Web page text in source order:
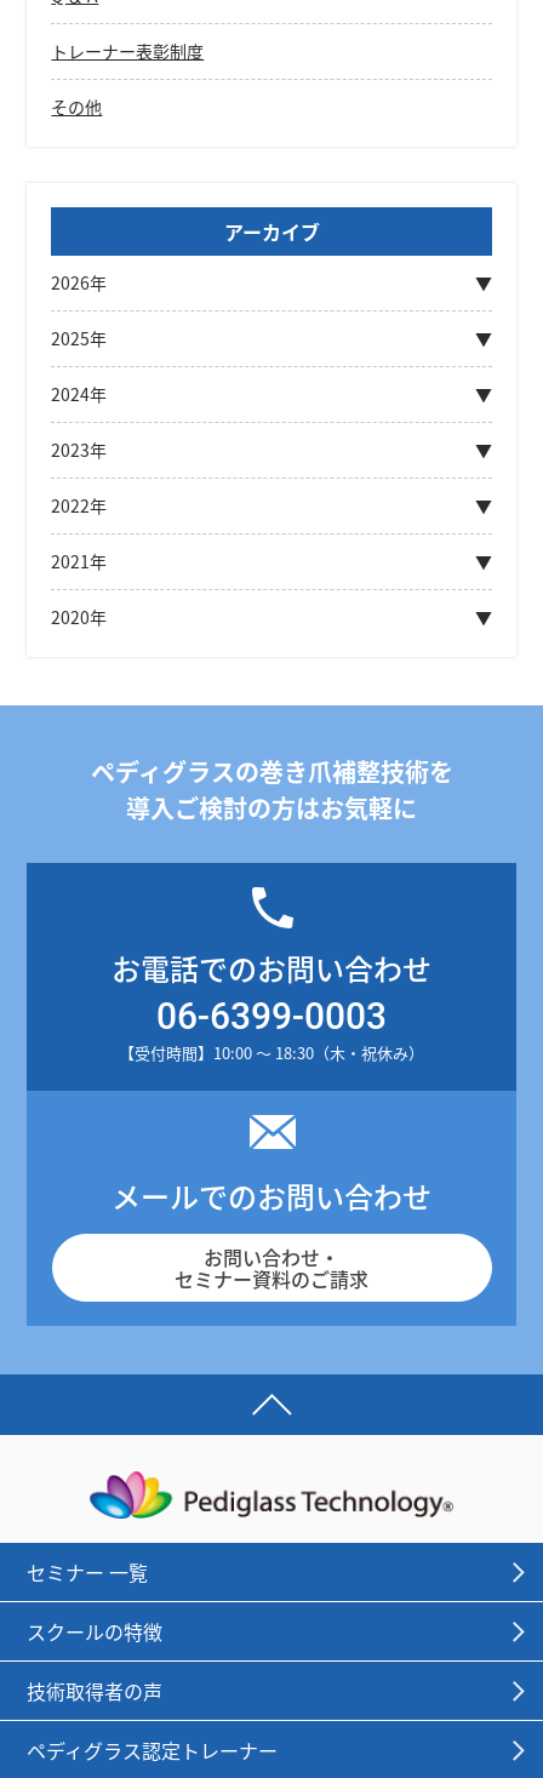
トレーナー表彰制度
その他
アーカイブ
2026年
2025年
2024年
2023年
2022年
2021年
2020年
ペディグラスの巻き爪補整技術を
導入ご検討の方はお気軽に
お電話でのお問い合わせ
06-6399-0003
【受付時間】10:00 ～ 18:30（木・祝休み）
メールでのお問い合わせ
お問い合わせ・
セミナー資料のご請求
セミナー 一覧
スクールの特徴
技術取得者の声
ペディグラス認定トレーナー